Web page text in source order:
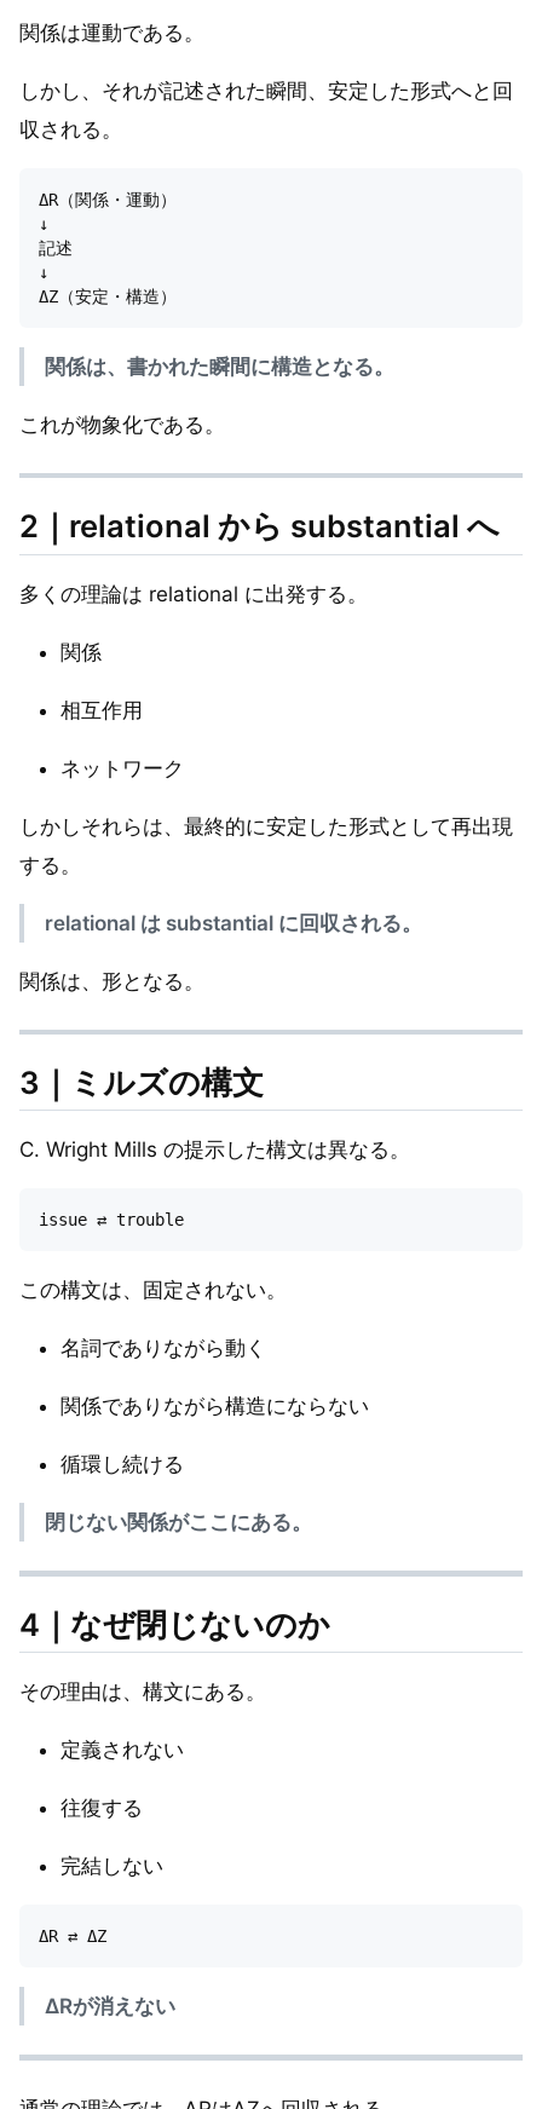
関係は運動である。
しかし、それが記述された瞬間、安定した形式へと回
収される。
ΔR（関係・運動）
↓
記述
↓
関係は、書かれた瞬間に構造となる。
これが物象化である。
2｜relational から substantial へ
多くの理論は relational に出発する。
関係
相互作用
ネットワーク
しかしそれらは、最終的に安定した形式として再出現
する。
relational は substantial に回収される。
関係は、形となる。
3｜ミルズの構文
C. Wright Mills の提示した構文は異なる。
この構文は、固定されない。
名詞でありながら動く
関係でありながら構造にならない
循環し続ける
閉じない関係がここにある。
4｜なぜ閉じないのか
その理由は、構文にある。
定義されない
往復する
完結しない
ΔRが消えない